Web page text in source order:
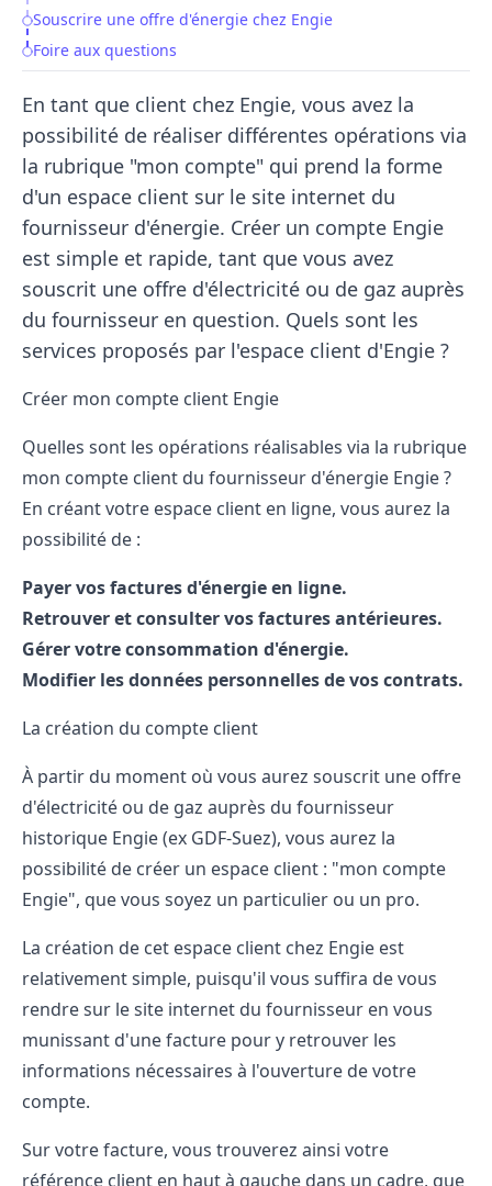
Souscrire une offre d'énergie chez Engie
Foire aux questions
En tant que client chez Engie, vous avez la
possibilité de réaliser différentes opérations via
la rubrique "mon compte" qui prend la forme
d'un espace client sur le site internet du
fournisseur d'énergie. Créer un compte Engie
est simple et rapide, tant que vous avez
souscrit une offre d'électricité ou de gaz auprès
du fournisseur en question. Quels sont les
services proposés par l'espace client d'Engie ?
Créer mon compte client Engie
Quelles sont les opérations réalisables via la rubrique
mon compte client du fournisseur d'énergie Engie ?
En créant votre espace client en ligne, vous aurez la
possibilité de :
Payer vos factures d'énergie en ligne.
Retrouver et consulter vos factures antérieures.
Gérer votre consommation d'énergie.
Modifier les données personnelles de vos contrats.
La création du compte client
À partir du moment où vous aurez souscrit une offre
d'électricité ou de gaz auprès du fournisseur
historique Engie (ex GDF-Suez), vous aurez la
possibilité de créer un espace client : "mon compte
Engie", que vous soyez un particulier ou un pro.
La création de cet espace client chez Engie est
relativement simple, puisqu'il vous suffira de vous
rendre sur le site internet du fournisseur en vous
munissant d'une facture pour y retrouver les
informations nécessaires à l'ouverture de votre
compte.
Sur votre facture, vous trouverez ainsi votre
référence client en haut à gauche dans un cadre, que